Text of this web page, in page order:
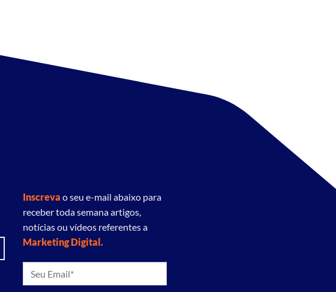
Inscreva o seu e-mail abaixo para
receber toda semana artigos,
notícias ou vídeos referentes a
Marketing Digital.